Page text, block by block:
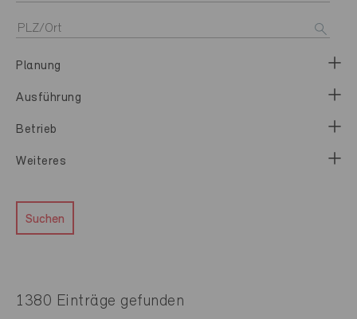
Planung
Ausführung
Betrieb
Weiteres
Suchen
1380 Einträge gefunden